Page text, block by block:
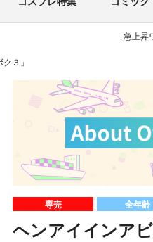
急上昇
３」
専売 全年齢
ヘンアイインア